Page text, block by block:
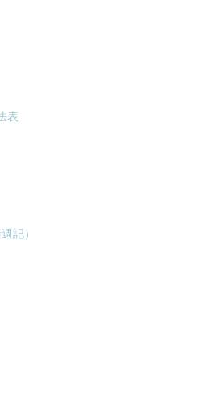
表
記）